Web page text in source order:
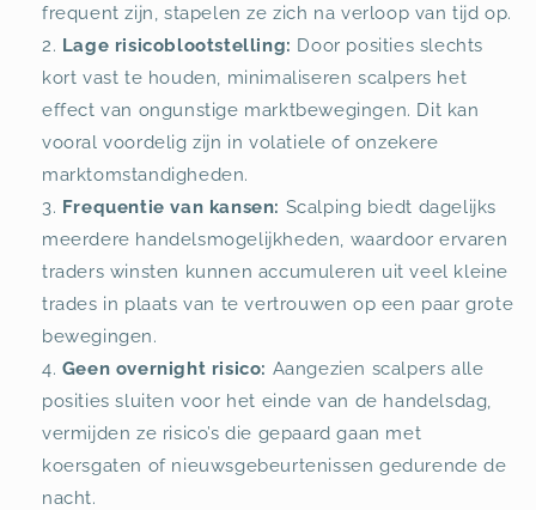
frequent zijn, stapelen ze zich na verloop van tijd op.
Lage risicoblootstelling: Door posities slechts
kort vast te houden, minimaliseren scalpers het
effect van ongunstige marktbewegingen. Dit kan
vooral voordelig zijn in volatiele of onzekere
marktomstandigheden.
Frequentie van kansen: Scalping biedt dagelijks
meerdere handelsmogelijkheden, waardoor ervaren
traders winsten kunnen accumuleren uit veel kleine
trades in plaats van te vertrouwen op een paar grote
bewegingen.
Geen overnight risico: Aangezien scalpers alle
posities sluiten voor het einde van de handelsdag,
vermijden ze risico’s die gepaard gaan met
koersgaten of nieuwsgebeurtenissen gedurende de
nacht.